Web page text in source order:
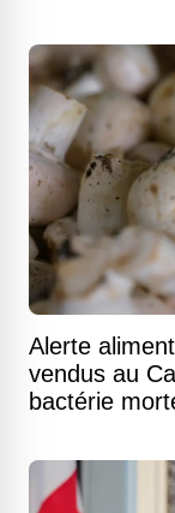
Alerte
vendus au
bactérie